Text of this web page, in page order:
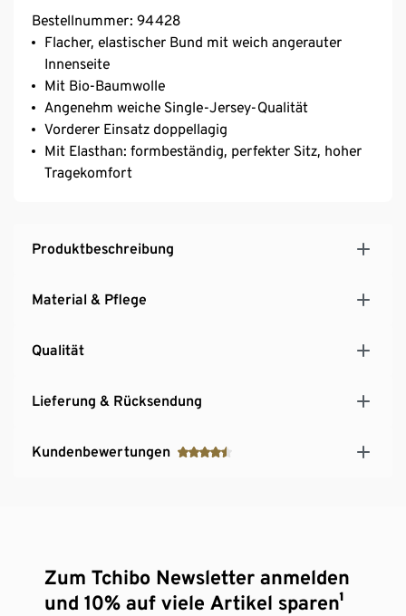
Bestellnummer: 94428
Flacher, elastischer Bund mit weich angerauter
Innenseite
Mit Bio-Baumwolle
Angenehm weiche Single-Jersey-Qualität
Vorderer Einsatz doppellagig
Mit Elasthan: formbeständig, perfekter Sitz, hoher
Tragekomfort
Produktbeschreibung
Material & Pflege
Qualität
Lieferung & Rücksendung
Kundenbewertungen
Zum Tchibo Newsletter anmelden
und 10% auf viele Artikel sparen¹